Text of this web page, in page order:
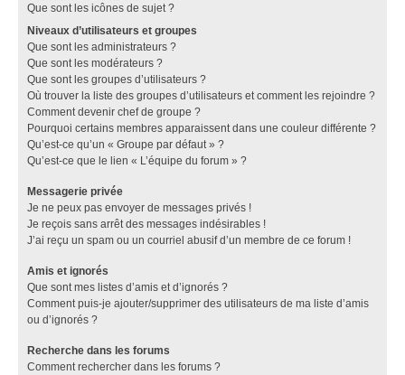
Que sont les icônes de sujet ?
Niveaux d’utilisateurs et groupes
Que sont les administrateurs ?
Que sont les modérateurs ?
Que sont les groupes d’utilisateurs ?
Où trouver la liste des groupes d’utilisateurs et comment les rejoindre ?
Comment devenir chef de groupe ?
Pourquoi certains membres apparaissent dans une couleur différente ?
Qu’est-ce qu’un « Groupe par défaut » ?
Qu’est-ce que le lien « L’équipe du forum » ?
Messagerie privée
Je ne peux pas envoyer de messages privés !
Je reçois sans arrêt des messages indésirables !
J’ai reçu un spam ou un courriel abusif d’un membre de ce forum !
Amis et ignorés
Que sont mes listes d’amis et d’ignorés ?
Comment puis-je ajouter/supprimer des utilisateurs de ma liste d’amis
ou d’ignorés ?
Recherche dans les forums
Comment rechercher dans les forums ?